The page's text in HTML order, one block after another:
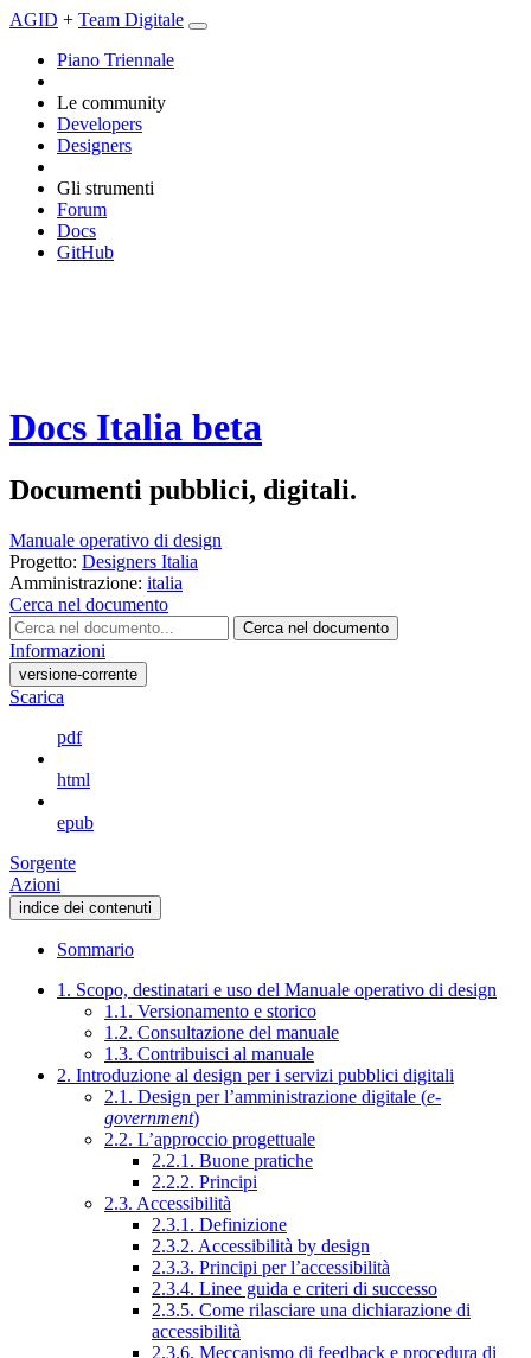
AGID + Team Digitale
Piano Triennale
Le community
Developers
Designers
Gli strumenti
Forum
Docs
GitHub
Docs Italia beta
Documenti pubblici, digitali.
Manuale operativo di design
Progetto: Designers Italia
Amministrazione: italia
Cerca nel documento
Cerca nel documento
Informazioni
versione-corrente
Scarica
pdf
html
epub
Sorgente
Azioni
indice dei contenuti
Sommario
1. Scopo, destinatari e uso del Manuale operativo di design
1.1. Versionamento e storico
1.2. Consultazione del manuale
1.3. Contribuisci al manuale
2. Introduzione al design per i servizi pubblici digitali
2.1. Design per l’amministrazione digitale (e-
government)
2.2. L’approccio progettuale
2.2.1. Buone pratiche
2.2.2. Principi
2.3. Accessibilità
2.3.1. Definizione
2.3.2. Accessibilità by design
2.3.3. Principi per l’accessibilità
2.3.4. Linee guida e criteri di successo
2.3.5. Come rilasciare una dichiarazione di
accessibilità
2.3.6. Meccanismo di feedback e procedura di